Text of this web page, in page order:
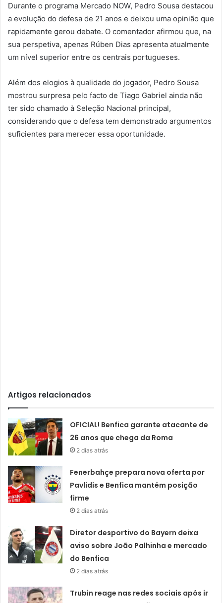
Durante o programa Mercado NOW, Pedro Sousa destacou
a evolução do defesa de 21 anos e deixou uma opinião que
rapidamente gerou debate. O comentador afirmou que, na
sua perspetiva, apenas Rúben Dias apresenta atualmente
um nível superior entre os centrais portugueses.
Além dos elogios à qualidade do jogador, Pedro Sousa
mostrou surpresa pelo facto de Tiago Gabriel ainda não
ter sido chamado à Seleção Nacional principal,
considerando que o defesa tem demonstrado argumentos
suficientes para merecer essa oportunidade.
Artigos relacionados
OFICIAL! Benfica garante atacante de
26 anos que chega da Roma
2 dias atrás
Fenerbahçe prepara nova oferta por
Pavlidis e Benfica mantém posição
firme
2 dias atrás
Diretor desportivo do Bayern deixa
aviso sobre João Palhinha e mercado
do Benfica
2 dias atrás
Trubin reage nas redes sociais após ir